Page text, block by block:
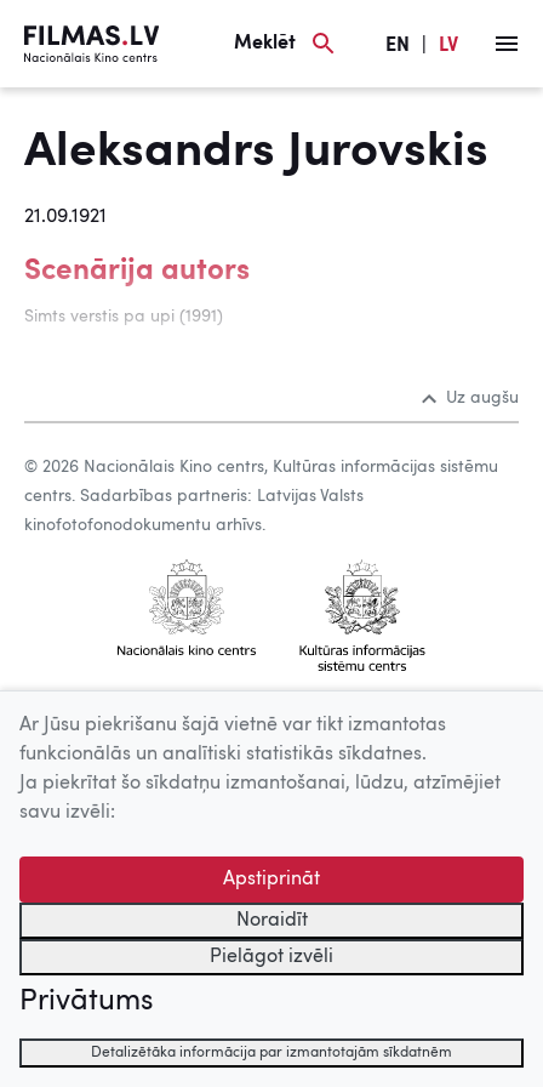
Meklēt EN LV
Aleksandrs Jurovskis
21.09.1921
Scenārija autors
Simts verstis pa upi (1991)
Uz augšu
© 2026 Nacionālais Kino centrs, Kultūras informācijas sistēmu
centrs. Sadarbības partneris: Latvijas Valsts
kinofotofonodokumentu arhīvs.
Ar Jūsu piekrišanu šajā vietnē var tikt izmantotas
funkcionālās un analītiski statistikās sīkdatnes.
Ja piekrītat šo sīkdatņu izmantošanai, lūdzu, atzīmējiet
savu izvēli:
Apstiprināt
Noraidīt
Pielāgot izvēli
Privātums
Detalizētāka informācija par izmantotajām sīkdatnēm